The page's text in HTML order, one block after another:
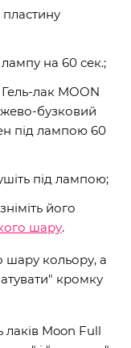
лампу на 60 сек.;
лак MOON
бузковий
під лампою 60
під лампою;
його
шару.
шару кольору, а
кромку
лаків Moon Full